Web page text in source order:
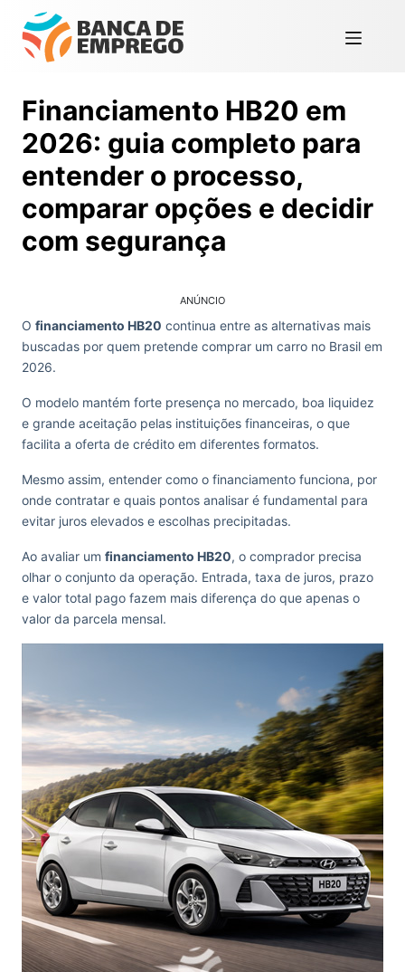
Financiamento HB20 em
2026: guia completo para
entender o processo,
comparar opções e decidir
com segurança
ANÚNCIO
O financiamento HB20 continua entre as alternativas mais
buscadas por quem pretende comprar um carro no Brasil em
2026.
O modelo mantém forte presença no mercado, boa liquidez
e grande aceitação pelas instituições financeiras, o que
facilita a oferta de crédito em diferentes formatos.
Mesmo assim, entender como o financiamento funciona, por
onde contratar e quais pontos analisar é fundamental para
evitar juros elevados e escolhas precipitadas.
Ao avaliar um financiamento HB20, o comprador precisa
olhar o conjunto da operação. Entrada, taxa de juros, prazo
e valor total pago fazem mais diferença do que apenas o
valor da parcela mensal.